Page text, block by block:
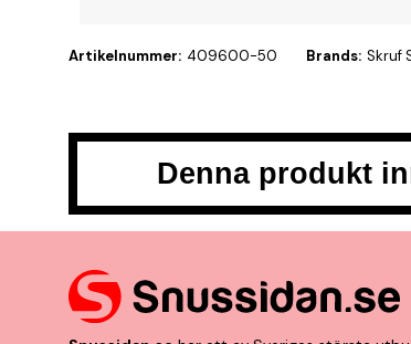
Artikelnummer: 409600-50 Brands: Skruf
Denna produkt